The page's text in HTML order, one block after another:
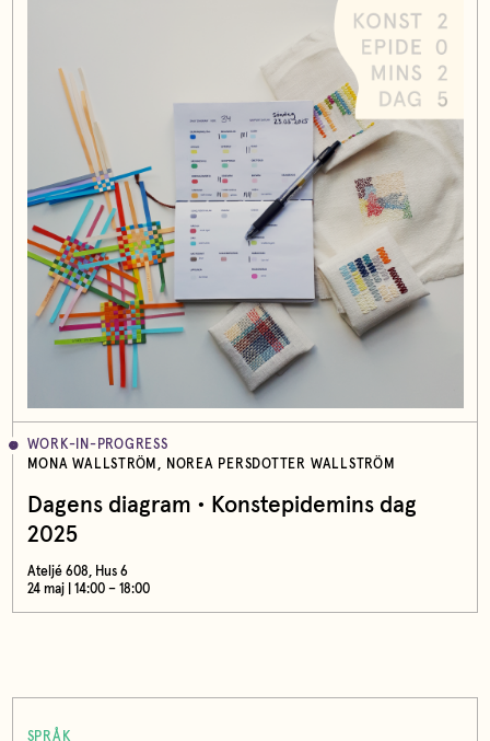
WORK-IN-PROGRESS
MONA WALLSTRÖM, NOREA PERSDOTTER WALLSTRÖM
Dagens diagram • Konstepidemins dag
2025
Ateljé 608, Hus 6
24 maj | 14:00 – 18:00
SPRÅK